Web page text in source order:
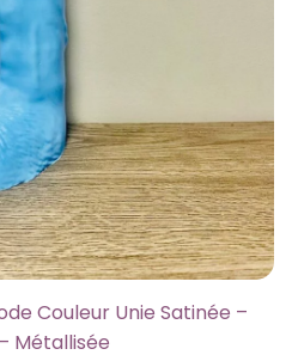
Couleur Unie Satinée –
Métallisée